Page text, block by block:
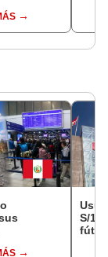
este 4 de
link oficial
S/